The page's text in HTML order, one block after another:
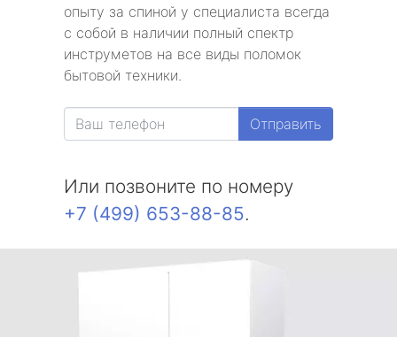
опыту за спиной у специалиста всегда
с собой в наличии полный спектр
инструметов на все виды поломок
бытовой техники.
Отправить
Или позвоните по номеру
+7 (499) 653-88-85.